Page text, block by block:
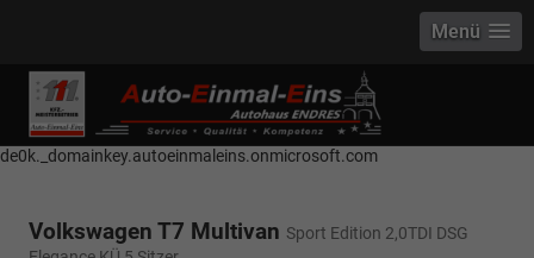
------------ Host Name : selector1._domainkey Points to address or value:
selector1-aee-de0k._domainkey.autoeinmaleins.onmicrosoft.com Host
Name : selector2._domainkey Points to address or value: selector2-aee-
de0k._domainkey.autoeinmaleins.onmicrosoft.com
Menü
Volkswagen T7 Multivan Sport Edition 2,0TDI DSG